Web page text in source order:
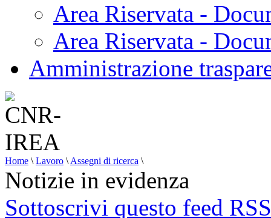
Area Riservata -
Area Riservata -
Amministrazione
Home \ Lavoro \ Assegni di ricerca \
Notizie in evidenza
Sottoscrivi questo feed RSS